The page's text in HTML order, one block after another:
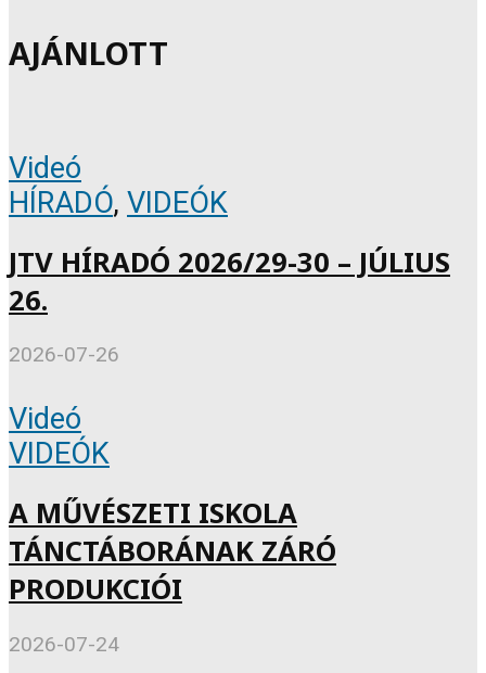
AJÁNLOTT
Videó
HÍRADÓ, VIDEÓK
JTV HÍRADÓ 2026/29-30 – JÚLIUS
26.
2026-07-26
Videó
VIDEÓK
A MŰVÉSZETI ISKOLA
TÁNCTÁBORÁNAK ZÁRÓ
PRODUKCIÓI
2026-07-24